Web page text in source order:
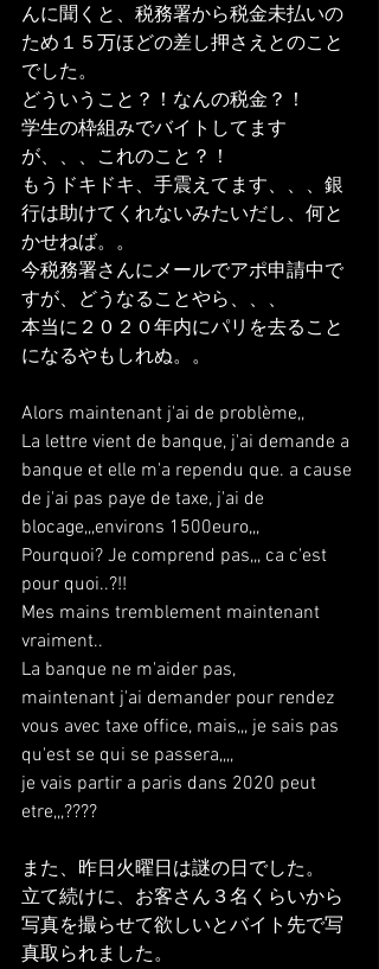
んに聞くと、税務署から税金未払いの
ため１５万ほどの差し押さえとのこと
でした。
どういうこと？！なんの税金？！
学生の枠組みでバイトしてます
が、、、これのこと？！
もうドキドキ、手震えてます、、、銀
行は助けてくれないみたいだし、何と
かせねば。。
今税務署さんにメールでアポ申請中で
すが、どうなることやら、、、
本当に２０２０年内にパリを去ること
になるやもしれぬ。。
Alors maintenant j'ai de problème,,
La lettre vient de banque, j'ai demande a
banque et elle m'a rependu que. a cause
de j'ai pas paye de taxe, j'ai de
blocage,,,environs 1500euro,,,
Pourquoi? Je comprend pas,,, ca c'est
pour quoi..?!!
Mes mains tremblement maintenant
vraiment..
La banque ne m'aider pas,
maintenant j'ai demander pour rendez
vous avec taxe office, mais,,, je sais pas
qu'est se qui se passera,,,,
je vais partir a paris dans 2020 peut
etre,,,????
また、昨日火曜日は謎の日でした。
立て続けに、お客さん３名くらいから
写真を撮らせて欲しいとバイト先で写
真取られました。